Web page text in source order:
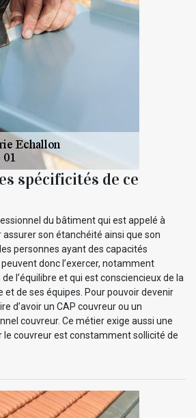
spécificités de ce
du bâtiment qui est appelé à
son étanchéité ainsi que son
personnes ayant des capacités
donc l’exercer, notamment
l’équilibre et qui est consciencieux de la
et de ses équipes. Pour pouvoir devenir
d’avoir un CAP couvreur ou un
couvreur. Ce métier exige aussi une
le couvreur est constamment sollicité de